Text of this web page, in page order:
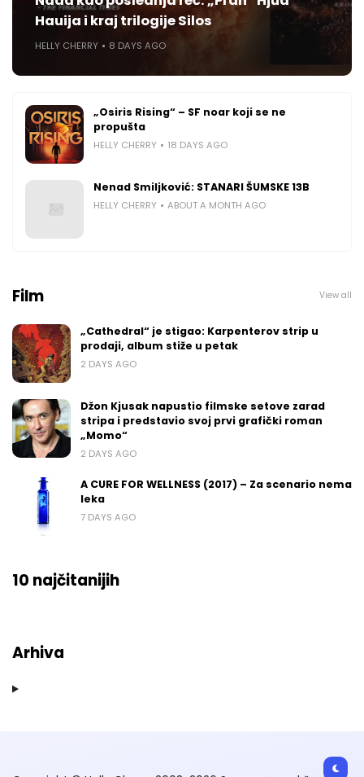
Hauija i kraj trilogije Silos
HELLY CHERRY 8 DAYS AGO
„Osiris Rising“ – SF noar koji se ne
propušta
HELLY CHERRY 18 DAYS AGO
Nenad Smiljković: STANARI ŠUMSKE 13B
HELLY CHERRY ABOUT A MONTH AGO
Film View all
„Cathedral“ je stigao: Karpenterov strip u
prodaji, album stiže u petak
2 DAYS AGO
Džon Kjusak napustio filmske setove zarad
stripa i predstavio svoj prvi grafički roman
„Momo“
2 DAYS AGO
A CURE FOR WELLNESS (2017) – Za scenario nema
leka
7 DAYS AGO
10 najčitanijih
Arhiva